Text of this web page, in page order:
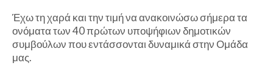
Έχω τη χαρά και την τιμή να ανακοινώσω σήμερα τα
ονόματα των 40 πρώτων υποψήφιων δημοτικών
συμβούλων που εντάσσονται δυναμικά στην Ομάδα
μας.